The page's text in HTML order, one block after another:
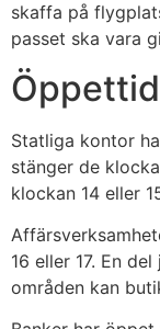
skaffa på
passet ska vara
Statliga kontor
stänger de
klockan 14 eller
16 eller 17. En
områden kan